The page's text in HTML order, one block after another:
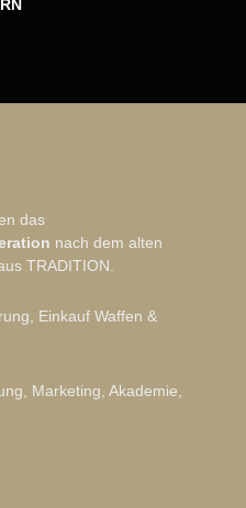
das
nach dem alten
TRADITION.
Einkauf Waffen &
Marketing, Akademie,